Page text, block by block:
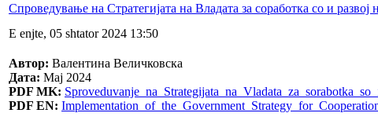
Спроведување на Стратегијата на Владата за соработка со и
E enjte, 05 shtator 2024 13:50
Автор: Валентина Величковска
Дата: Maj 2024
PDF MK:
PDF EN: